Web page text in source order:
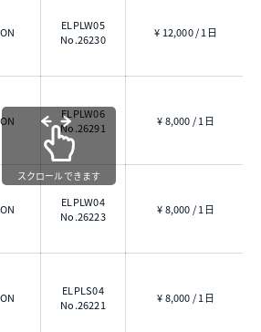
ELPLW05
No.26230
¥ 12,000 / 1日
ELPLW06
No.26291
¥ 8,000 / 1日
ELPLW04
No.26223
¥ 8,000 / 1日
ELPLS04
No.26221
¥ 8,000 / 1日
スクロールできます